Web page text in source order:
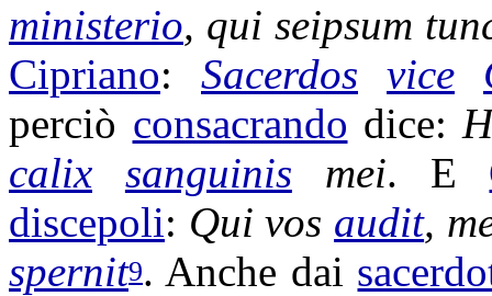
ministerio, qui seipsum
Cipriano: Sacerdos vice
perciò consacrando dice:
calix
sanguinis mei. E
discepoli: Qui vos audit,
spernit9. Anche dai